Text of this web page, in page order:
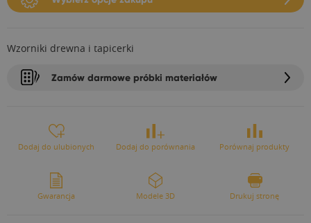
Wzorniki drewna i tapicerki
Zamów darmowe próbki materiałów
Dodaj do ulubionych Dodaj do porównania Porównaj produkty
Gwarancja Modele 3D Drukuj stronę